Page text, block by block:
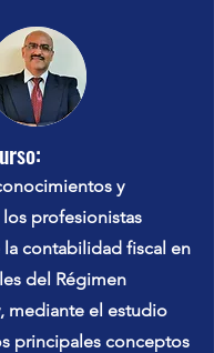
y
profesionistas
contabilidad fiscal en
del Régimen
mediante el estudio
principales conceptos